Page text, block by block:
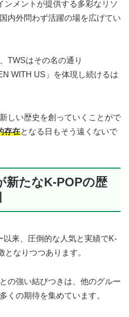
ンメントが提供する多彩なリソ
内外問わず活躍の場を広げてい
TWSはその名の通り
WITH US」を体現し続けるは
しい歴史を創っていくことがで
存在となる日もそう遠くないで
新たなK-POPの歴
来、圧倒的な人気と実績でK-
なりつつあります。
の強い結びつきは、他のグルー
くの期待を集めています。